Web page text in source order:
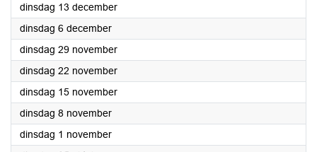
dinsdag 13 december2022
dinsdag 6 december2022
dinsdag 29 november2022
dinsdag 22 november2022
dinsdag 15 november2022
dinsdag 8 november2022
dinsdag 1 november2022